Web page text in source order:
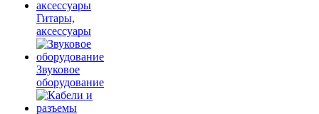
Гитары,
аксессуары
Звуковое
оборудование